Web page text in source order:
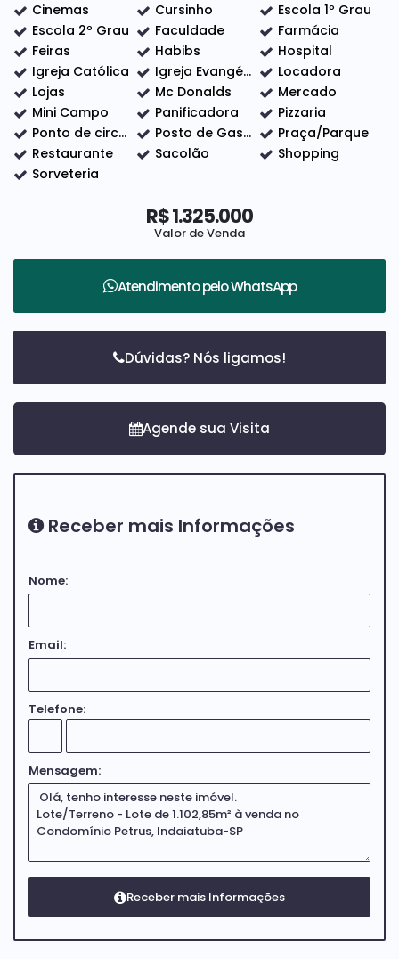
Cinemas
Cursinho
Escola 1º Grau
Escola 2º Grau
Faculdade
Farmácia
Feiras
Habibs
Hospital
Igreja Católica
Igreja Evangélica
Locadora
Lojas
Mc Donalds
Mercado
Mini Campo
Panificadora
Pizzaria
Ponto de circular
Posto de Gasolina
Praça/Parque
Restaurante
Sacolão
Shopping
Sorveteria
R$1.325.000
Valor de Venda
Atendimento peloWhatsApp
Dúvidas? Nós ligamos!
Receber mais Informações
Nome:
Email:
Telefone:
Mensagem: